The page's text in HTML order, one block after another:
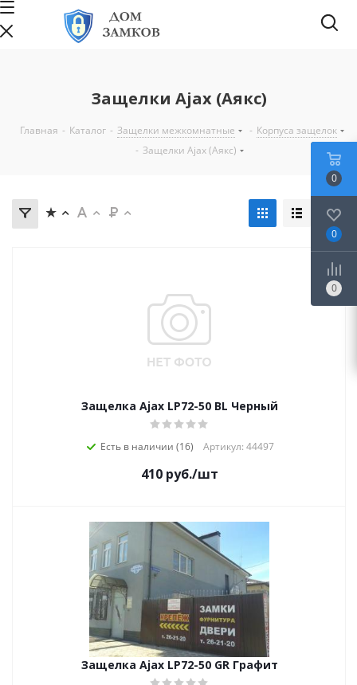
Защелки Ajax (Аякс)
Главная - Каталог - Защелки межкомнатные - Корпуса защелок
- Защелки Ajax (Аякс)
Защелка Ajax LP72-50 BL Черный
Есть в наличии (16) Артикул: 44497
410руб./шт
Защелка Ajax LP72-50 GR Графит
0
0
0